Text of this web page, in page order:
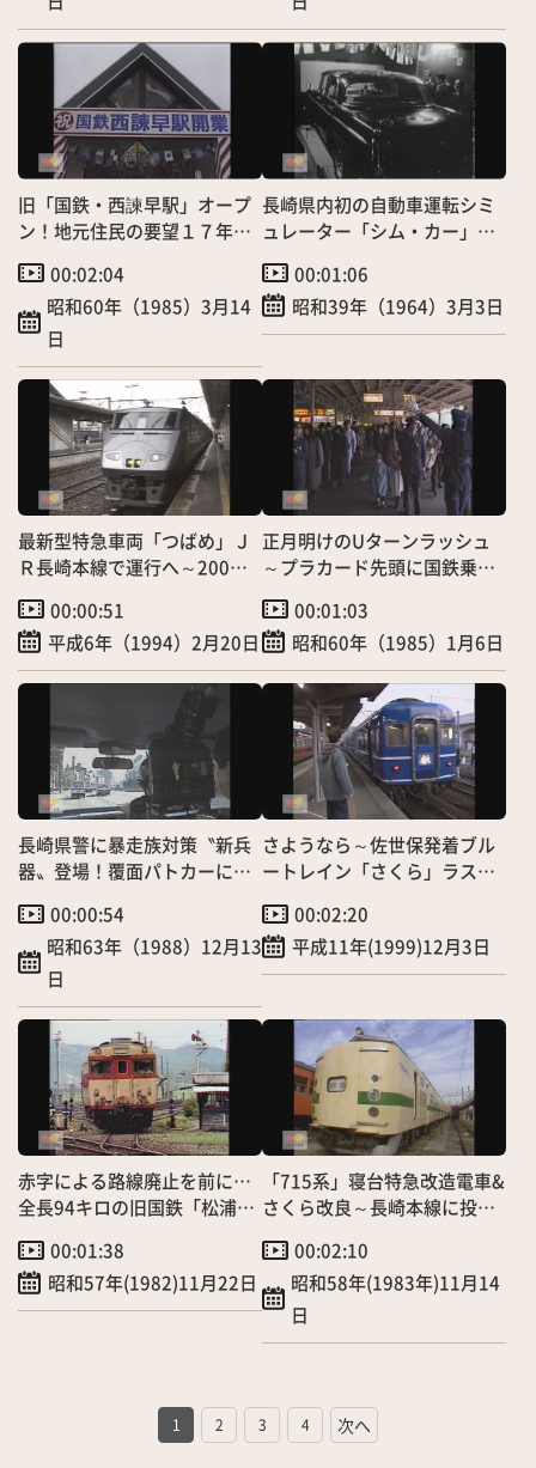
旧「国鉄・西諫早駅」オープ
ン！地元住民の要望１７年ぶ
00:02:04
昭和60年（1985）3月14
日
長崎県内初の自動車運転シミ
ュレーター「シム・カー」登
入！ 貴重映像
00:01:06
昭和39年（1964）3月3日
最新型特急車両「つばめ」Ｊ
Ｒ長崎本線で運行へ～200人
00:00:51
平成6年（1994）2月20日
正月明けのUターンラッシュ
～プラカード先頭に国鉄乗車
00:01:03
昭和60年（1985）1月6日
長崎県警に暴走族対策〝新兵
器〟登場！覆面パトカーに追
イ」配備
00:00:54
昭和63年（1988）12月13
日
さようなら～佐世保発着ブル
ートレイン「さくら」ラスト
00:02:20
平成11年(1999)12月3日
赤字による路線廃止を前に…
全長94キロの旧国鉄「松浦
00:01:38
昭和57年(1982)11月22日
「715系」寝台特急改造電車&
さくら改良～長崎本線に投入
00:02:10
昭和58年(1983年)11月14
日
1 2 3 4